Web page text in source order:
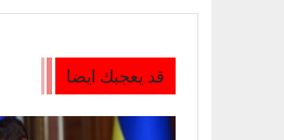
قد يعجبك ايضا